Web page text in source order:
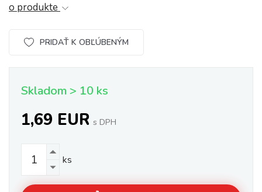
o produkte
PRIDAŤ K OBĽÚBENÝM
Skladom > 10 ks
1,69 EUR s DPH
ks